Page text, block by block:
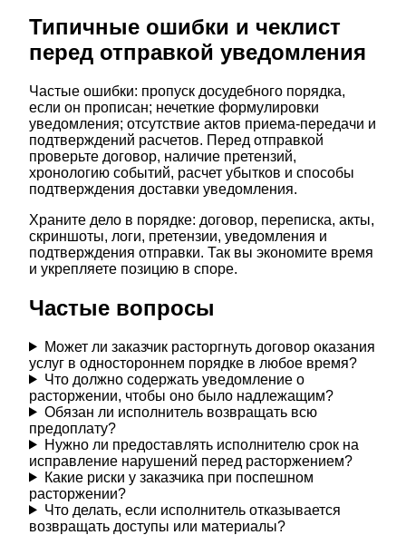
Типичные ошибки и чеклист
перед отправкой уведомления
Частые ошибки: пропуск досудебного порядка,
если он прописан; нечеткие формулировки
уведомления; отсутствие актов приема-передачи и
подтверждений расчетов. Перед отправкой
проверьте договор, наличие претензий,
хронологию событий, расчет убытков и способы
подтверждения доставки уведомления.
Храните дело в порядке: договор, переписка, акты,
скриншоты, логи, претензии, уведомления и
подтверждения отправки. Так вы экономите время
и укрепляете позицию в споре.
Частые вопросы
Может ли заказчик расторгнуть договор оказания
услуг в одностороннем порядке в любое время?
Что должно содержать уведомление о
расторжении, чтобы оно было надлежащим?
Обязан ли исполнитель возвращать всю
предоплату?
Нужно ли предоставлять исполнителю срок на
исправление нарушений перед расторжением?
Какие риски у заказчика при поспешном
расторжении?
Что делать, если исполнитель отказывается
возвращать доступы или материалы?